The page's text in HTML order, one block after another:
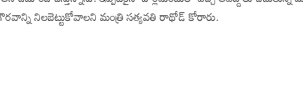
నిలబెట్టుకోవాలని మంత్రి సత్యవతి రాథోడ్ కోరారు.